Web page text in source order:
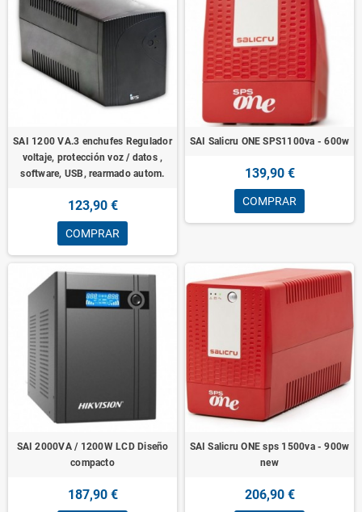
SAI 1200 VA.3 enchufes Regulador
voltaje, protección voz / datos ,
software, USB, rearmado autom.
123,90 €
COMPRAR
SAI Salicru ONE SPS1100va - 600w
139,90 €
COMPRAR
SAI 2000VA / 1200W LCD Diseño
compacto
187,90 €
SAI Salicru ONE sps 1500va - 900w
new
206,90 €